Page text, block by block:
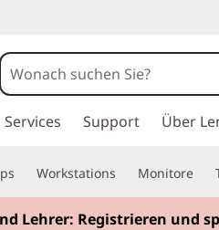
Services Support Über
Workstations Monitore
Lehrer: Registrieren und
2 of 3